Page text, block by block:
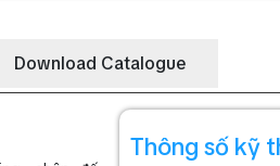
Download Catalogue
Thông số kỹ